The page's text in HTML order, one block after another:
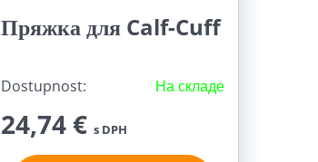
Пряжка для Calf-Cuff
Dostupnost: На складе
24,74 € s DPH